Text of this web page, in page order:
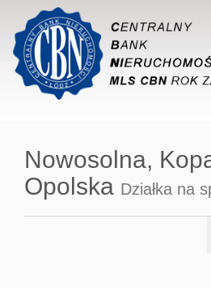
Nowosolna,
Opolska Działka na